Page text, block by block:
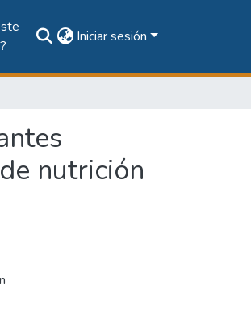
Iniciar sesión
nutrición